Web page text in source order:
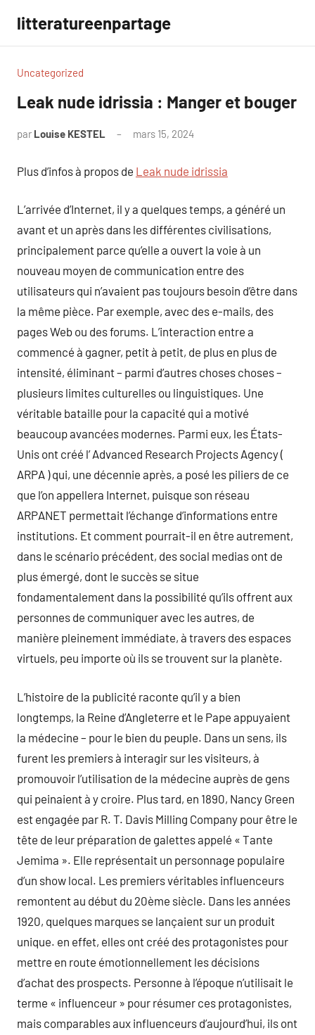
contenu
litteratureenpartage
Uncategorized
Leak nude idrissia : Manger et bouger
par Louise KESTEL mars 15, 2024
Plus d’infos à propos de Leak nude idrissia
L’arrivée d’Internet, il y a quelques temps, a généré un
avant et un après dans les différentes civilisations,
principalement parce qu’elle a ouvert la voie à un
nouveau moyen de communication entre des
utilisateurs qui n’avaient pas toujours besoin d’être dans
la même pièce. Par exemple, avec des e-mails, des
pages Web ou des forums. L’interaction entre a
commencé à gagner, petit à petit, de plus en plus de
intensité, éliminant – parmi d’autres choses choses –
plusieurs limites culturelles ou linguistiques. Une
véritable bataille pour la capacité qui a motivé
beaucoup avancées modernes. Parmi eux, les États-
Unis ont créé l’ Advanced Research Projects Agency (
ARPA ) qui, une décennie après, a posé les piliers de ce
que l’on appellera Internet, puisque son réseau
ARPANET permettait l’échange d’informations entre
institutions. Et comment pourrait-il en être autrement,
dans le scénario précédent, des social medias ont de
plus émergé, dont le succès se situe
fondamentalement dans la possibilité qu’ils offrent aux
personnes de communiquer avec les autres, de
manière pleinement immédiate, à travers des espaces
virtuels, peu importe où ils se trouvent sur la planète.
L’histoire de la publicité raconte qu’il y a bien
longtemps, la Reine d’Angleterre et le Pape appuyaient
la médecine – pour le bien du peuple. Dans un sens, ils
furent les premiers à interagir sur les visiteurs, à
promouvoir l’utilisation de la médecine auprès de gens
qui peinaient à y croire. Plus tard, en 1890, Nancy Green
est engagée par R. T. Davis Milling Company pour être le
tête de leur préparation de galettes appelé « Tante
Jemima ». Elle représentait un personnage populaire
d’un show local. Les premiers véritables influenceurs
remontent au début du 20ème siècle. Dans les années
1920, quelques marques se lançaient sur un produit
unique. en effet, elles ont créé des protagonistes pour
mettre en route émotionnellement les décisions
d’achat des prospects. Personne à l’époque n’utilisait le
terme « influenceur » pour résumer ces protagonistes,
mais comparables aux influenceurs d’aujourd’hui, ils ont